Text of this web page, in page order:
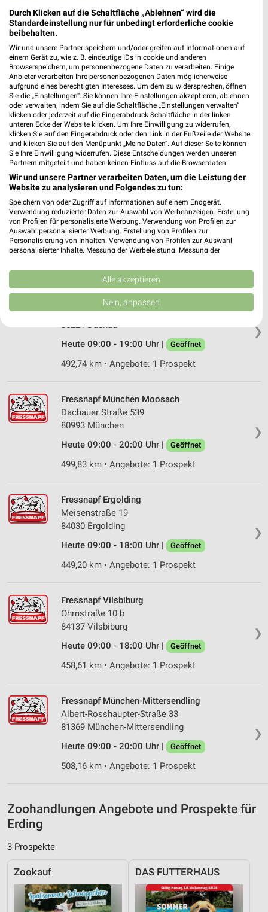
80939 München
Heute 09:00 - 20:00 Uhr |
498,04 km • Angebote: 1 Prospekt
Fressnapf München Trudering München-
Trudering
Bognerhofweg 12
81825 München-Trudering
Heute 09:00 - 20:00 Uhr | Geöffnet
504,07 km • Angebote: 1 Prospekt
zookauf Putzbrunn
Innstraße 6b
85640 Putzbrunn
Heute 08:00 - 16:00 Uhr | Geöffnet
❯
Fressnapf Dachau
Fraunhoferstraße 9
85221 Dachau
Heute 09:00 - 19:00 Uhr |
Geöffnet
492,74 km • Angebote: 1 Prospekt
❯
Fressnapf München Moosach
Dachauer Straße 539
80993 München
Heute 09:00 - 20:00 Uhr |
Geöffnet
499,83 km • Angebote: 1 Prospekt
❯
Fressnapf Ergolding
Meisenstraße 19
84030 Ergolding
Heute 09:00 - 18:00 Uhr |
Geöffnet
449,20 km • Angebote: 1 Prospekt
❯
Fressnapf Vilsbiburg
Ohmstraße 10 b
84137 Vilsbiburg
Heute 09:00 - 18:00 Uhr |
Geöffnet
458,61 km • Angebote: 1 Prospekt
❯
Fressnapf München-Mittersendling
Albert-Rosshaupter-Straße 33
81369 München-Mittersendling
Heute 09:00 - 20:00 Uhr |
Geöffnet
508,16 km • Angebote: 1 Prospekt
Zoohandlungen Angebote und Prospekte für
Erding
3 Prospekte
Zookauf DAS FUTTERHAUS
Durch Klicken auf die Schaltfläche „Ablehnen“ wird die
Standardeinstellung nur für unbedingt erforderliche cookie
beibehalten.
Wir und unsere Partner speichern und/oder greifen auf Informationen auf
einem Gerät zu, wie z. B. eindeutige IDs in cookie und anderen
Browserspeichern, um personenbezogene Daten zu verarbeiten. Einige
Anbieter verarbeiten Ihre personenbezogenen Daten möglicherweise
aufgrund eines berechtigten Interesses. Um dem zu widersprechen, öffnen
Sie die „Einstellungen“. Sie können Ihre Einstellungen akzeptieren, ablehnen
oder verwalten, indem Sie auf die Schaltfläche „Einstellungen verwalten“
klicken oder jederzeit auf die Fingerabdruck-Schaltfläche in der linken
unteren Ecke der Website klicken. Um Ihre Einwilligung zu widerrufen,
klicken Sie auf den Fingerabdruck oder den Link in der Fußzeile der Website
und klicken Sie auf den Menüpunkt „Meine Daten“. Auf dieser Seite können
Sie Ihre Einwilligung widerrufen. Diese Entscheidungen werden unseren
Partnern mitgeteilt und haben keinen Einfluss auf die Browserdaten.
Wir und unsere Partner verarbeiten Daten, um die Leistung der
Website zu analysieren und Folgendes zu tun:
Speichern von oder Zugriff auf Informationen auf einem Endgerät.
Verwendung reduzierter Daten zur Auswahl von Werbeanzeigen. Erstellung
von Profilen für personalisierte Werbung. Verwendung von Profilen zur
Auswahl personalisierter Werbung. Erstellung von Profilen zur
Personalisierung von Inhalten. Verwendung von Profilen zur Auswahl
personalisierter Inhalte. Messung der Werbeleistung. Messung der
Kombinationen von Daten aus verschiedenen Quellen. Entwicklung und
Verbesserung der Angebote. Verwendung reduzierter Daten zur Auswahl
von Inhalten.
Daten können außerhalb der Europäischen Union weitergegeben und in die
Website/App.
Partnerliste anzeigen (1 IAB-Anbieter)
Wir nutzen Ihre Daten für folgende Zwecke:
Speichern von oder Zugriff auf Informationen
auf einem Endgerät
Verwendung reduzierter Daten zur Auswahl von
Werbeanzeigen
Erstellung von Profilen für personalisierte
Verwendung von Profilen zur Auswahl
personalisierter Werbung
Erstellung von Profilen zur Personalisierung
von Inhalten
Verwendung von Profilen zur Auswahl
Messung der Werbeleistung
Messung der Performance von Inhalten
Analyse von Zielgruppen durch Statistiken oder
Kombinationen von Daten aus verschiedenen
Entwicklung und Verbesserung der Angebote
Verwendung reduzierter Daten zur Auswahl von
IAB-Besonderheiten:
Verwendung genauer Standortdaten
Informationen identifizieren
Nicht-IAB-Verarbeitungszwecke:
Notwendig
Performance
Funktional
Alle akzeptieren
Nein, anpassen